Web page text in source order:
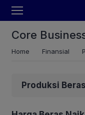
Core
Home Finansial
Produksi